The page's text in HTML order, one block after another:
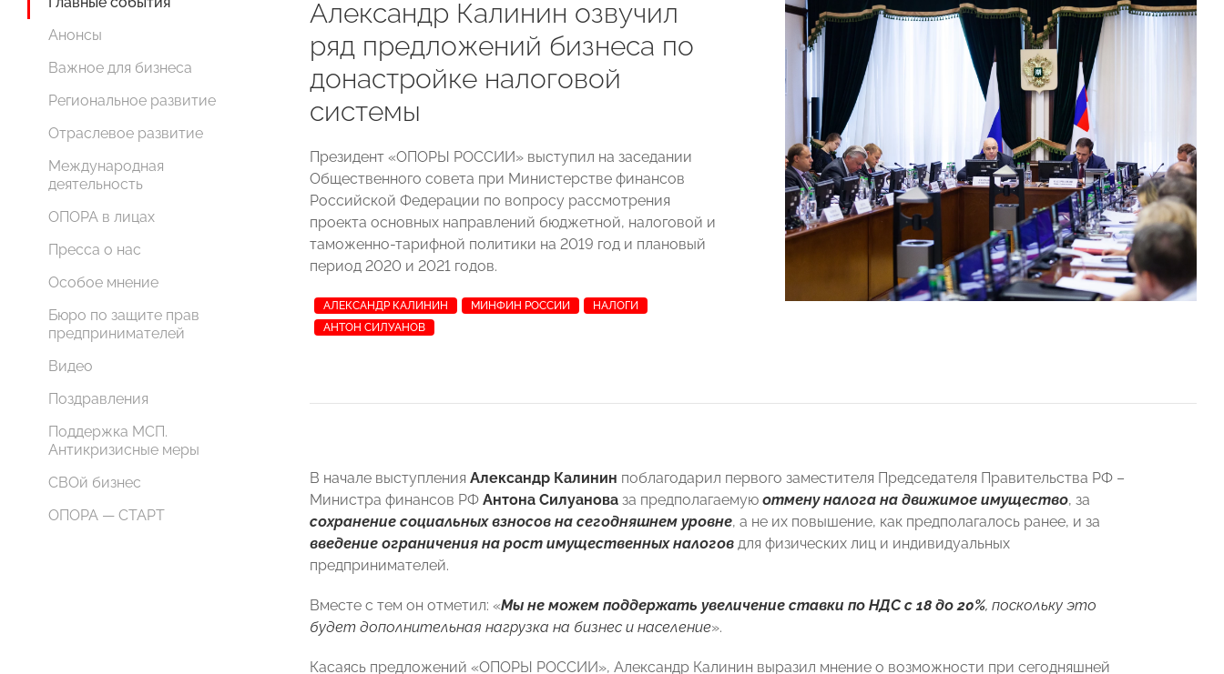
Анонсы
Важное для бизнеса
Региональное развитие
Отраслевое развитие
Международная
деятельность
ОПОРА в лицах
Пресса о нас
Особое мнение
Бюро по защите прав
предпринимателей
Видео
Поздравления
Поддержка МСП.
Антикризисные меры
СВОй бизнес
ОПОРА — СТАРТ
Александр Калинин озвучил
ряд предложений бизнеса по
донастройке налоговой
системы
Президент «ОПОРЫ РОССИИ» выступил на заседании
Общественного совета при Министерстве финансов
Российской Федерации по вопросу рассмотрения
проекта основных направлений бюджетной, налоговой и
таможенно-тарифной политики на 2019 год и плановый
период 2020 и 2021 годов.
АЛЕКСАНДР КАЛИНИН МИНФИН РОССИИ
НАЛОГИ
АНТОН СИЛУАНОВ
В начале выступления Александр Калинин поблагодарил первого заместителя Председателя Правительства РФ –
Министра финансов РФ Антона Силуанова за предполагаемую отмену налога на движимое имущество, за
сохранение социальных взносов на сегодняшнем уровне, а не их повышение, как предполагалось ранее, и за
введение ограничения на рост имущественных налогов для физических лиц и индивидуальных
предпринимателей.
Вместе с тем он отметил: «Мы не можем поддержать увеличение ставки по НДС с 18 до 20%, поскольку это
будет дополнительная нагрузка на бизнес и население».
Касаясь предложений «ОПОРЫ РОССИИ», Александр Калинин выразил мнение о возможности при сегодняшней